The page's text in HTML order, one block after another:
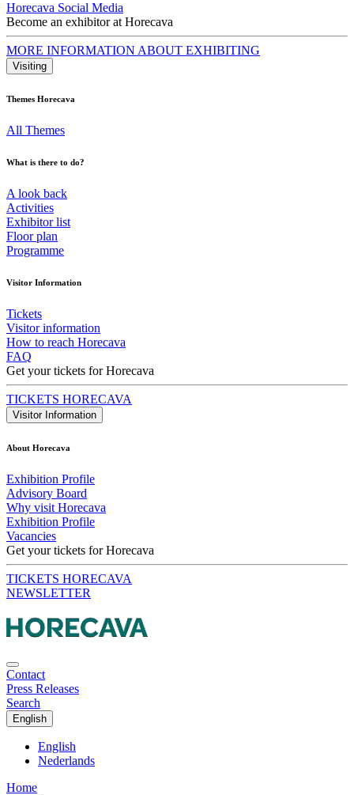
Horecava Social Media
Become an exhibitor at Horecava
MORE INFORMATION ABOUT EXHIBITING
Visiting
Themes Horecava
All Themes
What is there to do?
A look back
Activities
Exhibitor list
Floor plan
Programme
Visitor Information
Tickets
Visitor information
How to reach Horecava
FAQ
Get your tickets for Horecava
TICKETS HORECAVA
Visitor Information
About Horecava
Exhibition Profile
Advisory Board
Why visit Horecava
Exhibition Profile
Vacancies
Get your tickets for Horecava
TICKETS HORECAVA
NEWSLETTER
Contact
Press Releases
Search
English
English
Nederlands
Home